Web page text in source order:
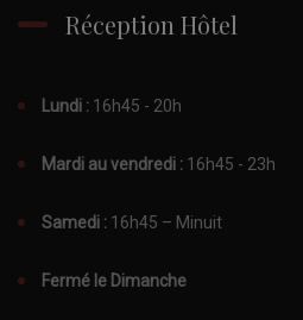
Réception Hôtel
Lundi : 16h45 - 20h
Mardi au vendredi : 16h45 - 23h
Samedi : 16h45 – Minuit
Fermé le Dimanche